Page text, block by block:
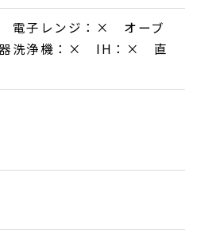
電子レンジ：× オーブ
洗浄機：× IH：× 直